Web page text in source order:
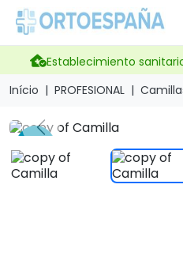
Establecimiento
Início
PROFESIONAL
Previous